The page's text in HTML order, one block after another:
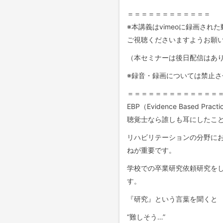
＝＝＝＝＝＝＝＝＝＝＝＝
※本講義はvimeoに録画された
ご視聴くださいますようお願
（本セミナーは後日配信はあ
※録音・録画については禁止
＝＝＝＝＝＝＝＝＝＝＝＝＝
EBP（Evidence Based
聴覚士なら誰しも耳にしたこ
リハビリテーションの分野に
ねが重要です。
学校での卒業研究依頼研究を
す。
『研究』という言葉を聞くと
“難しそう…”